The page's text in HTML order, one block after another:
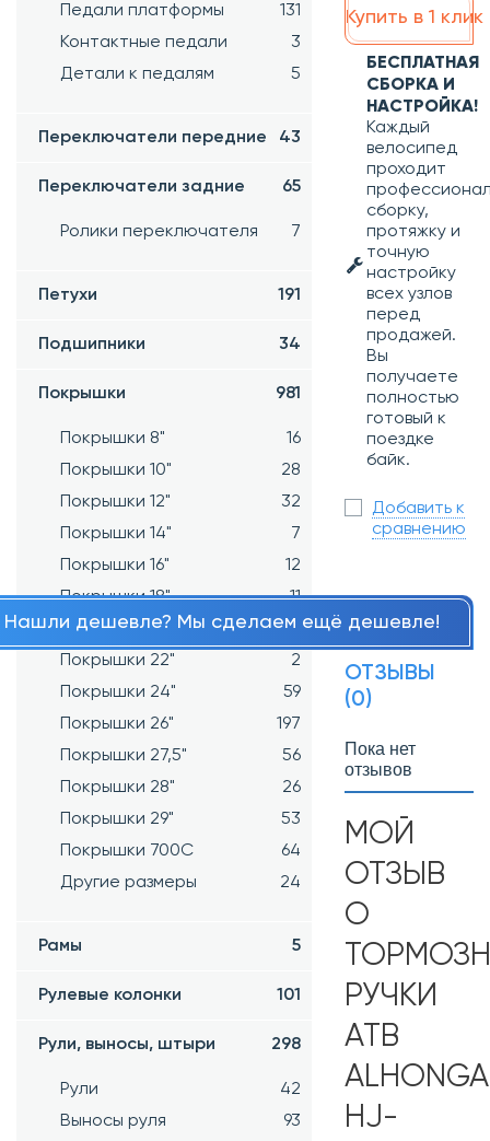
Педали платформы
131
Контактные педали
3
Детали к педалям
5
Переключатели передние 43
Переключатели задние 65
Ролики переключателя 7
Петухи 191
Подшипники 34
Покрышки 981
Покрышки 8"
16
Покрышки 10"
28
Покрышки 12"
32
Покрышки 14"
7
Покрышки 16"
12
Покрышки 18"
11
Покрышки 20"
27
Покрышки 22"
2
Покрышки 24"
59
Покрышки 26"
197
Покрышки 27,5"
56
Покрышки 28"
26
Покрышки 29"
53
Покрышки 700C
64
Другие размеры
24
Рамы 5
Рулевые колонки 101
Рули, выносы, штыри 298
Рули
42
Выносы руля
93
Купить в 1 клик
БЕСПЛАТНАЯ
СБОРКА И
НАСТРОЙКА!
Каждый
велосипед
проходит
сборку,
протяжку и
точную
настройку
всех узлов
перед
продажей.
Вы
получаете
полностью
готовый к
поездке
байк.
Добавить к
сравнению
Нашли дешевле? Мы сделаем ещё дешевле!
ОТЗЫВЫ
(0)
Пока нет
отзывов
МОЙ
ОТЗЫВ
О
РУЧКИ
ATB
ALHONGA
HJ-